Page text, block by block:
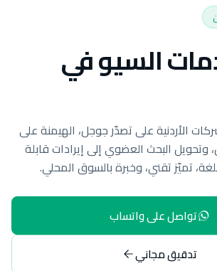
السيو في
الأردنية على تصدّر جوجل، الهيمنة على
وتحويل البحث العضوي إلى إيرادات قابلة
تميّز تقني، وخبرة بالسوق المحلي.
تواصل على واتساب
تدقيق مجاني